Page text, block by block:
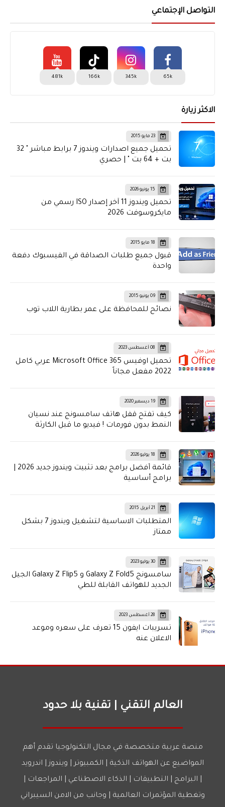
التواصل الإجتماعي
65k
345k
166k
481k
الاكثر زيارة
23 مايو 2015
تحميل جميع اصدارات ويندوز 7 برابط مباشر " 32
بت + 64 بت " | حصري
15 يونيو 2026
تحميل ويندوز 11 آخر إصدار ISO رسمي من
مايكروسوفت 2026
18 مايو 2015
قبول جميع طلبات الصداقة في الفيسبوك دفعة
واحدة
09 يونيو 2015
نصائح للمحافظة على عمر بطارية اللاب توب
08 أغسطس 2023
تحميل اوفيس Microsoft Office 365 عربي كامل
2022 مفعل مجاناً
19 ديسمبر 2020
كيف تفتح قفل هاتف سامسونج عند نسيان
النمط بدون فورمات ! فيديو ما قبل الكارثة
18 يوليو 2026
برامج أساسية
21 أبريل 2015
المتطلبات الاساسية لتشغيل ويندوز 7 بشكل
ممتاز
30 يوليو 2023
سامسونج Galaxy Z Fold5 و Galaxy Z Flip5 الجيل
الجديد للهواتف القابلة للطي
28 أغسطس 2023
تسريبات ايفون 15 تعرف على سعره وموعد
الاعلان عنه
العالم التقني | تقنية بلا حدود
منصة عربية متخصصة في مجال التكنولوجيا تقدم أهم
المواضيع عن الهواتف الذكية | الكمبيوتر | ويندوز | اندرويد
| البرامج | التطبيقات | الذكاء الاصطناعي | المراجعات |
وتغطية المؤتمرات العالمية | وجانب من الامن السيبراني